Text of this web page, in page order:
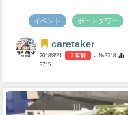
イベント ポートタワー
caretaker
2018/8/21 7 年前
- №3718
3715